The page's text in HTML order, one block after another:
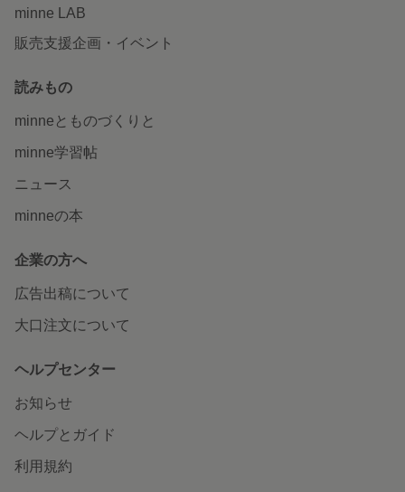
minne LAB
販売支援企画・イベント
読みもの
minneとものづくりと
minne学習帖
ニュース
minneの本
企業の方へ
広告出稿について
大口注文について
ヘルプセンター
お知らせ
ヘルプとガイド
利用規約